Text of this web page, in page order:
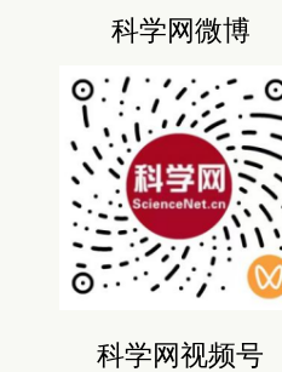
科学网微博
科学网视频号